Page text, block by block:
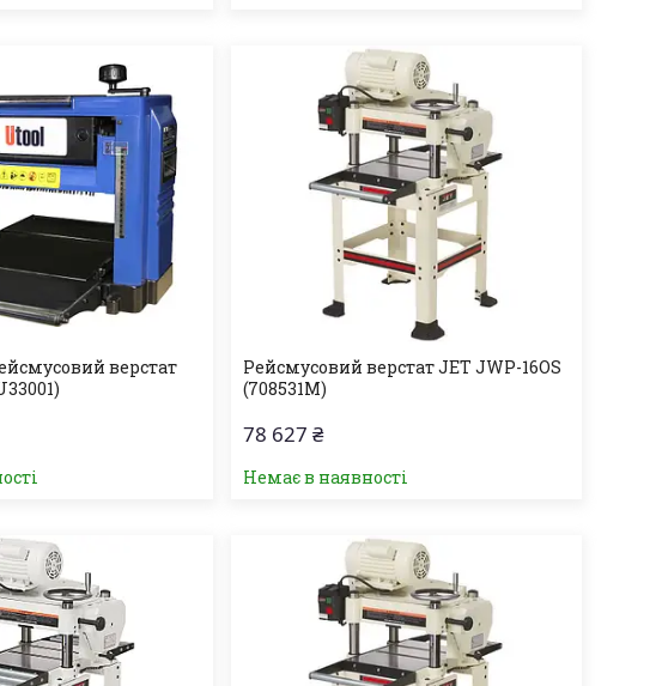
верстат
Рейсмусовий верстат JET JWP-16OS
(708531M)
78 627 ₴
Немає в наявності